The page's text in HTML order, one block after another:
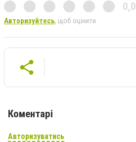
0,0
Авторизуйтесь, щоб оцінити
Коментарі
Авторизуватись